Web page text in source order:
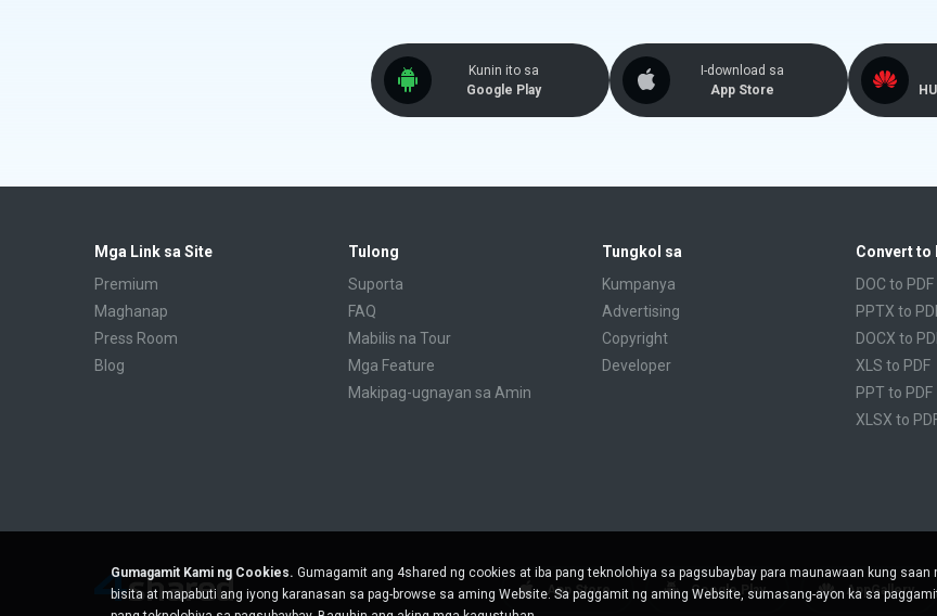
Kunin ito sa
Google Play
I-download sa
App Store
Mga Link sa Site
Premium
Maghanap
Press Room
Blog
Tulong
Suporta
FAQ
Mabilis na Tour
Mga Feature
Makipag-ugnayan sa Amin
Tungkol sa
Kumpanya
Advertising
Copyright
Developer
Convert to
DOC to PDF
PPTX to
DOCX to
XLS to PDF
PPT to PDF
XLSX to
RTF to PDF
FB2 to PDF
AppGallery
Google Play
App Store
Gumagamit Kami ng Cookies. Gumagamit ang 4shared ng cookies at iba pang teknolohiya sa pagsubaybay para maunawaan kung
bisita at mapabuti ang iyong karanasan sa pag-browse sa aming Website. Sa paggamit ng aming Website, sumasang-ayon ka sa